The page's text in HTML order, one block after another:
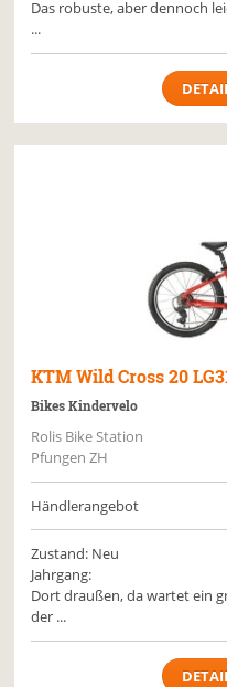
Das robuste, aber dennoch
...
KTM Wild Cross 20
Bikes Kindervelo
Rolis Bike Station
Pfungen ZH
Händlerangebot
Zustand: Neu
Jahrgang:
Dort draußen, da wartet ein
der ...